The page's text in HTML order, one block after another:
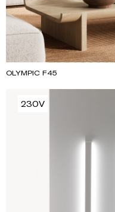
OLYMPIC F45
230V